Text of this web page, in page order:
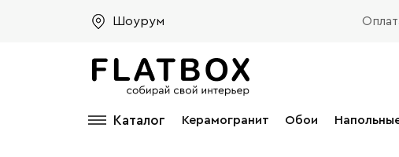
Шоурум
Каталог Керамогранит Обои